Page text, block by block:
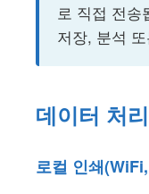
로 직접 전송
저장, 분석
데이터 처
로컬 인쇄